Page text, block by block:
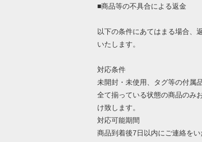
■商品等の不具合による返金
以下の条件にあてはまる場合、
いたします。
対応条件
未開封・未使用、タグ等の付属
全て揃っている状態の商品のみ
け致します。
対応可能期間
商品到着後7日以内にご連絡をい